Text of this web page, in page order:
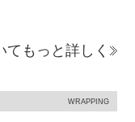
てもっと詳しく
WRAPPING